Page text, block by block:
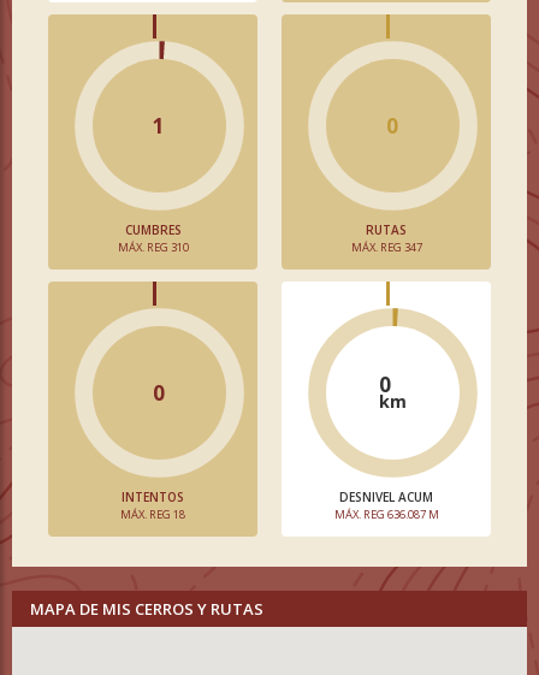
1
CUMBRES
MÁX. REG 310
0
RUTAS
MÁX. REG 347
0
INTENTOS
MÁX. REG 18
0
km
DESNIVEL ACUM
MÁX. REG 636.087 M
MAPA DE MIS CERROS Y RUTAS